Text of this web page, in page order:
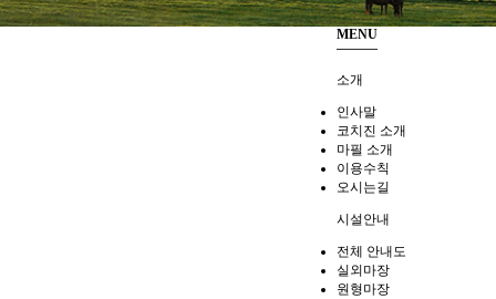
MENU
소개
인사말
코치진 소개
마필 소개
이용수칙
오시는길
시설안내
전체 안내도
실외마장
원형마장